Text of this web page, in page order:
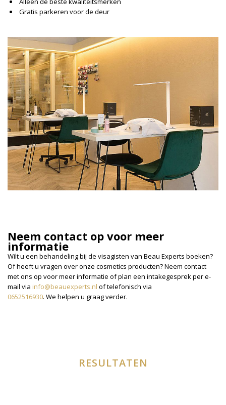
Gratis parkeren voor de deur
Neem contact op voor meer
informatie
Wilt u een behandeling bij de visagisten van Beau Experts boeken?
Of heeft u vragen over onze cosmetics producten? Neem contact
met ons op voor meer informatie of plan een intakegesprek per e-
mail via info@beauexperts.nl of telefonisch via
0652516930. We helpen u graag verder.
RESULTATEN